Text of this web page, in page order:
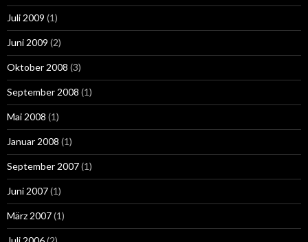
Juli 2009 (1)
Juni 2009 (2)
Oktober 2008 (3)
September 2008 (1)
Mai 2008 (1)
Januar 2008 (1)
September 2007(1)
Juni 2007(1)
März 2007(1)